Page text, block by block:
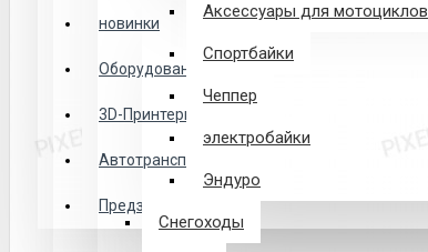
новинки
Оборудование
3D-Принтеры
Автотранспорт
Предзаказ из Китая
Закладки
0 товар(ов) - 0 р.
В корзине пусто!
Аксессуары для мотоциклов
Спортбайки
Чеппер
электробайки
Эндуро
Снегоходы